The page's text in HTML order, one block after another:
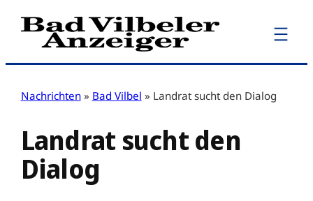
Zum
Inhalt
Nachrichten » Bad Vilbel » Landrat sucht den Dialog
Landrat sucht den
Dialog